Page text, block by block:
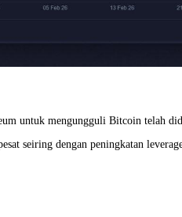
untuk mengungguli Bitcoin telah
seiring dengan peningkatan